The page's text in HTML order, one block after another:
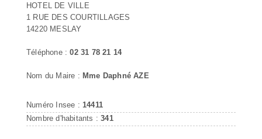
HOTEL DE VILLE
1 RUE DES COURTILLAGES
14220 MESLAY
Téléphone :02 31 78 21 14
Nom du Maire : Mme Daphné AZE
Numéro Insee : 14411
Nombre d'habitants :341